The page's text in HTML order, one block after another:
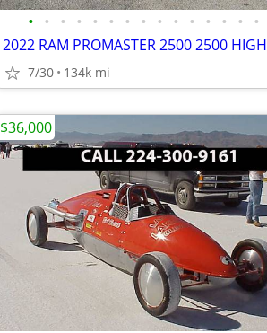
• • • • • • • • • • • • • • •
2022 RAM PROMASTER 2500 2500 HIGH
7/30 134k mi
$36,000